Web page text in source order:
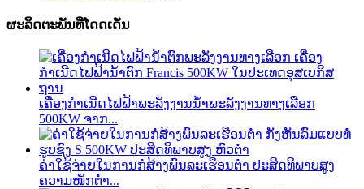
ຜະລິດຕະພັນທີ່ໂດດເດັ່ນ
ເຄື່ອງກຳເນີດໄຟຟ້າພະລັງງານນ້ຳພະລັງງານທາງເລືອກ
500KW ຈາກ...
ຄ່າໃຊ້ຈ່າຍໃນການກໍ່ສ້າງພົນລະເຮືອນຕໍ່າ ປະສິດທິພາບສູງ
ຄວາມໜັກຕໍ່າ...